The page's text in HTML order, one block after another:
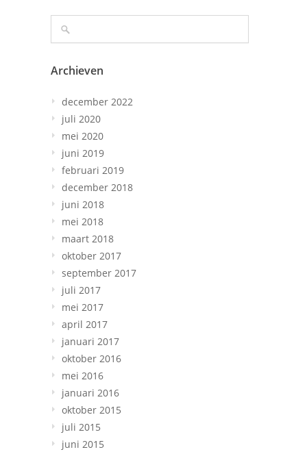
Archieven
december 2022
juli 2020
mei 2020
juni 2019
februari 2019
december 2018
juni 2018
mei 2018
maart 2018
oktober 2017
september 2017
juli 2017
mei 2017
april 2017
januari 2017
oktober 2016
mei 2016
januari 2016
oktober 2015
juli 2015
juni 2015